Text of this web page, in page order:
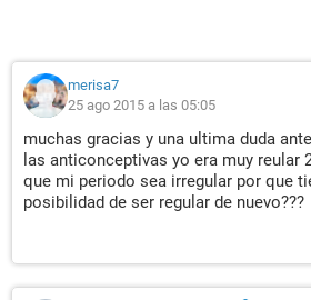
merisa7
25 ago 2015 a las 05:05
muchas gracias y una ultima duda
las anticonceptivas yo era muy reular
que mi periodo sea irregular por que
posibilidad de ser regular de nuevo???